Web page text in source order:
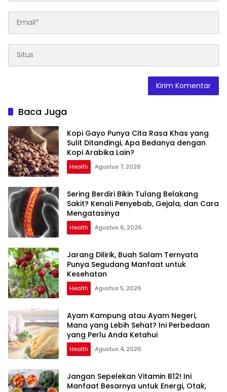
Baca Juga
Kopi Gayo Punya Cita Rasa Khas yang
Sulit Ditandingi, Apa Bedanya dengan
Kopi Arabika Lain?
Health Agustus 7, 2026
Sering Berdiri Bikin Tulang Belakang
Sakit? Kenali Penyebab, Gejala, dan Cara
Mengatasinya
Health Agustus 6, 2026
Jarang Dilirik, Buah Salam Ternyata
Punya Segudang Manfaat untuk
Kesehatan
Health Agustus 5, 2026
Ayam Kampung atau Ayam Negeri,
Mana yang Lebih Sehat? Ini Perbedaan
yang Perlu Anda Ketahui
Health Agustus 4, 2026
Jangan Sepelekan Vitamin B12! Ini
Manfaat Besarnya untuk Energi, Otak,